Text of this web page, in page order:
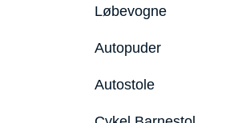
Løbevogne
Autopuder
Autostole